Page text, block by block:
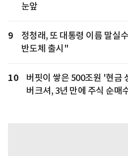
눈앞
9
정청래, 또 대통령 이름 말실
반도체 출시"
10
버핏이 쌓은 500조원 '현금
버크셔, 3년 만에 주식 순매